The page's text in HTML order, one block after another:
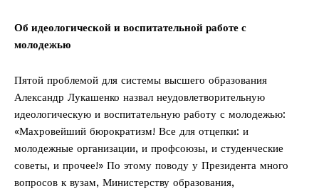
Об идеологической и воспитательной работе с
молодежью
Пятой проблемой для системы высшего образования
Александр Лукашенко назвал неудовлетворительную
идеологическую и воспитательную работу с молодежью:
«Махровейший бюрократизм! Все для отцепки: и
молодежные организации, и профсоюзы, и студенческие
советы, и прочее!» По этому поводу у Президента много
вопросов к вузам, Министерству образования,